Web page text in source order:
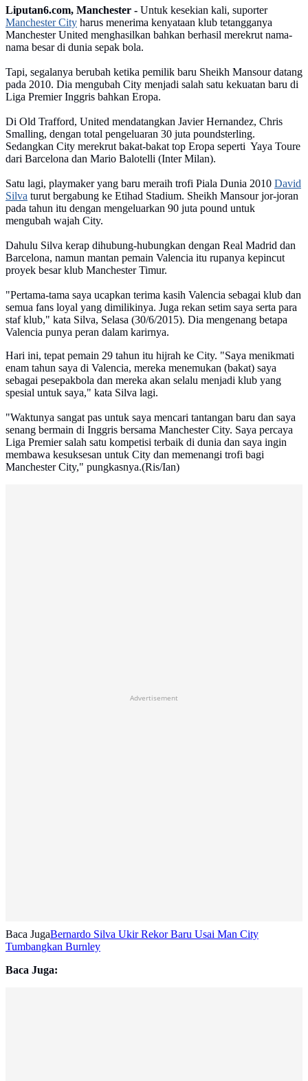
Liputan6.com, Manchester - Untuk kesekian kali, suporter
Manchester City harus menerima kenyataan klub tetangganya
Manchester United menghasilkan bahkan berhasil merekrut nama-
nama besar di dunia sepak bola.
Tapi, segalanya berubah ketika pemilik baru Sheikh Mansour datang
pada 2010. Dia mengubah City menjadi salah satu kekuatan baru di
Liga Premier Inggris bahkan Eropa.
Di Old Trafford, United mendatangkan Javier Hernandez, Chris
Smalling, dengan total pengeluaran 30 juta poundsterling.
Sedangkan City merekrut bakat-bakat top Eropa seperti Yaya Toure
dari Barcelona dan Mario Balotelli (Inter Milan).
Satu lagi, playmaker yang baru meraih trofi Piala Dunia 2010 David
Silva turut bergabung ke Etihad Stadium. Sheikh Mansour jor-joran
pada tahun itu dengan mengeluarkan 90 juta pound untuk
mengubah wajah City.
Dahulu Silva kerap dihubung-hubungkan dengan Real Madrid dan
Barcelona, namun mantan pemain Valencia itu rupanya kepincut
proyek besar klub Manchester Timur.
"Pertama-tama saya ucapkan terima kasih Valencia sebagai klub dan
semua fans loyal yang dimilikinya. Juga rekan setim saya serta para
staf klub," kata Silva, Selasa (30/6/2015). Dia mengenang betapa
Valencia punya peran dalam karirnya.
Hari ini, tepat pemain 29 tahun itu hijrah ke City. "Saya menikmati
enam tahun saya di Valencia, mereka menemukan (bakat) saya
sebagai pesepakbola dan mereka akan selalu menjadi klub yang
spesial untuk saya," kata Silva lagi.
"Waktunya sangat pas untuk saya mencari tantangan baru dan saya
senang bermain di Inggris bersama Manchester City. Saya percaya
Liga Premier salah satu kompetisi terbaik di dunia dan saya ingin
membawa kesuksesan untuk City dan memenangi trofi bagi
Manchester City," pungkasnya.(Ris/Ian)
Advertisement
Baca JugaBernardo Silva Ukir Rekor Baru Usai Man City
Tumbangkan Burnley
Baca Juga: